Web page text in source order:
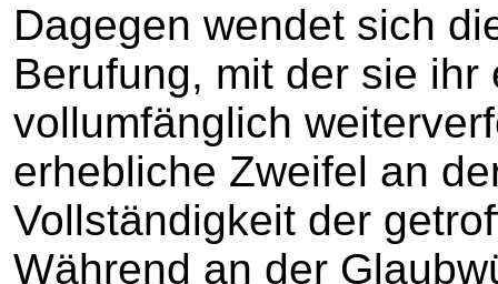
Dagegen wendet sich
Berufung, mit der sie
vollumfänglich
erhebliche Zweifel an
Vollständigkeit der
Während an der